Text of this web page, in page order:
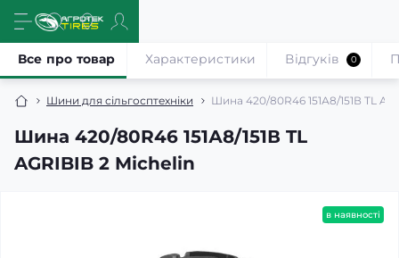
Шини для сільгосптехніки Шина 420/80R46 151А8/151В TL
Шина 420/80R46 151А8/151В TL
AGRIBIB 2 Michelin
Все про товар Характеристики Відгуків 0
в наявності